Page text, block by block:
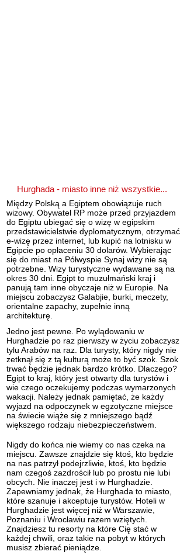
Hurghada - miasto inne niż wszystkie...
Między Polską a Egiptem obowiązuje ruch
wizowy. Obywatel RP może przed przyjazdem
do Egiptu ubiegać się o wizę w egipskim
przedstawicielstwie dyplomatycznym, otrzymać
e-wizę przez internet, lub kupić na lotnisku w
Egipcie po opłaceniu 30 dolarów. Wybierając
się do miast na Półwyspie Synaj wizy nie są
potrzebne. Wizy turystyczne wydawane są na
okres 30 dni. Egipt to muzułmański kraj i
panują tam inne obyczaje niż w Europie . Na
miejscu zobaczysz Galabjie, burki, meczety,
orientalne zapachy, zupełnie inną
architekturę.
Jedno jest pewne. Po wylądowaniu w
Hurghadzie po raz pierwszy w życiu zobaczysz
tylu Arabów na raz. Dla turysty, który nigdy nie
zetknął się z tą kulturą może to być szok. Szok
trwać będzie jednak bardzo krótko. Dlaczego?
Egipt to kraj, który jest otwarty dla turystów i
wie czego oczekujemy podczas wymarzonych
wakacji. Należy jednak pamiętać, że każdy
wyjazd na odpoczynek w egzotyczne miejsce
na świecie wiąże się z mniejszego bądź
większego rodzaju niebezpieczeństwem
Nigdy do końca nie wiemy co nas czeka na
miejscu. Zawsze znajdzie się ktoś, kto będzie
na nas patrzył podejrzliwie, ktoś, kto będzie
nam czegoś zazdrościł lub po prostu nie lubi
obcych. Nie inaczej jest i w Hurghadzie.
Zapewniamy jednak, że Hurghada to miasto,
które szanuje i akceptuje turystów. Hoteli w
Hurghadzie jest więcej niż w Warszawie,
Poznaniu i Wrocławiu razem wziętych.
Znajdziesz tu resorty na które Cię stać w
każdej chwili, oraz takie na pobyt w których
musisz zbierać pieniądze.